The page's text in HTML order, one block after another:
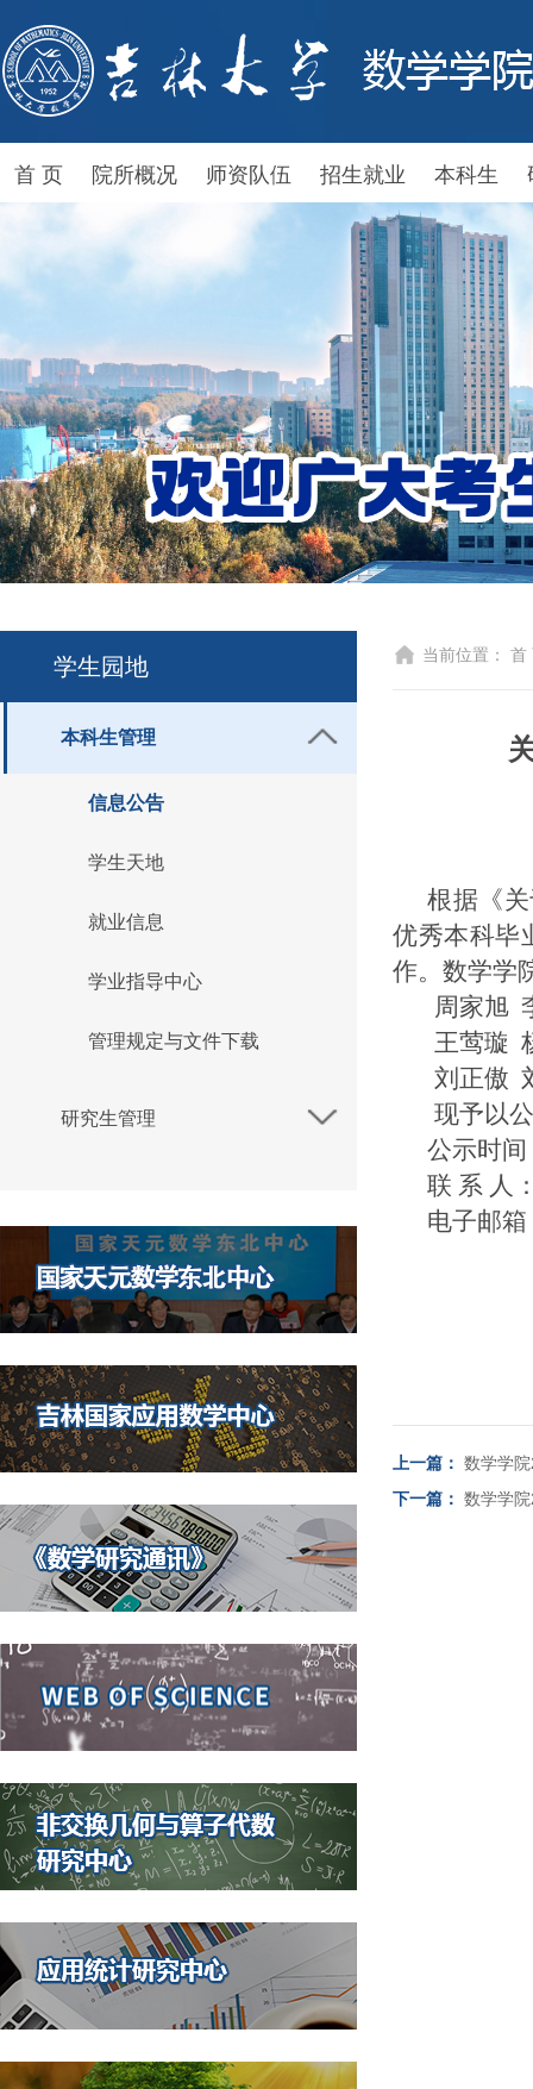
首 页 院所概况 师资队伍 招生就业 本科生
学生园地
本科生管理
信息公告
学生天地
就业信息
学业指导中心
管理规定与文件下载
研究生管理
当前位置： 首
根据《
优秀本科毕
作。数学学
周家旭
王莺璇
刘正傲
现予以
公示时间
联 系 人
电子邮箱
上一篇： 数学学
下一篇： 数学学